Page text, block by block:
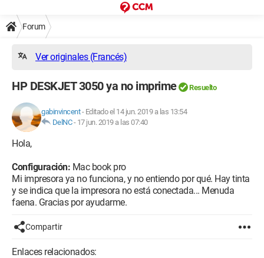
Forum
Ver originales (Francés)
HP DESKJET 3050 ya no imprime Resuelto
gabinvincent- Editado el 14 jun. 2019 a las 13:54
DelNC- 17 jun. 2019 a las 07:40
Hola,
Configuración: Mac book pro
Mi impresora ya no funciona, y no entiendo por qué. Hay tinta
y se indica que la impresora no está conectada... Menuda
faena. Gracias por ayudarme.
Compartir
Enlaces relacionados: